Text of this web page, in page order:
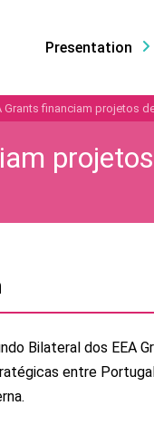
Presentation
Grants financiam projetos
Bilateral dos EEA
entre